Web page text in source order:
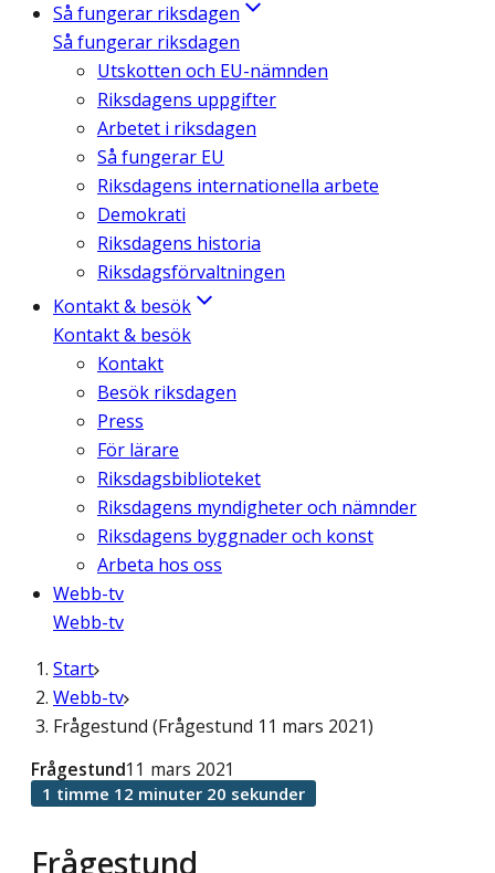
Så fungerar riksdagen
Så fungerar riksdagen
Utskotten och EU-nämnden
Riksdagens uppgifter
Arbetet i riksdagen
Så fungerar EU
Riksdagens internationella arbete
Demokrati
Riksdagens historia
Riksdagsförvaltningen
Kontakt & besök
Kontakt & besök
Kontakt
Besök riksdagen
Press
För lärare
Riksdagsbiblioteket
Riksdagens myndigheter och nämnder
Riksdagens byggnader och konst
Arbeta hos oss
Webb-tv
Webb-tv
Start
Webb-tv
Frågestund (Frågestund 11 mars 2021)
Frågestund
Frågestund11 mars 2021
1 timme 12 minuter 20 sekunder